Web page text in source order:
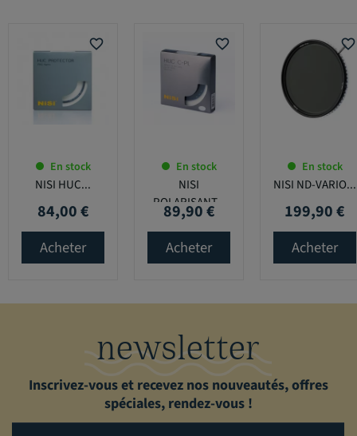
favorite_border
En stock
NISI HUC...
Prix
84,00 €
Acheter
favorite_border
En stock
NISI
POLARISANT...
Prix
89,90 €
Acheter
favorite_border
En stock
NISI ND-VARIO...
Prix
199,90 €
Acheter
newsletter
Inscrivez-vous et recevez nos nouveautés, offres
spéciales, rendez-vous !